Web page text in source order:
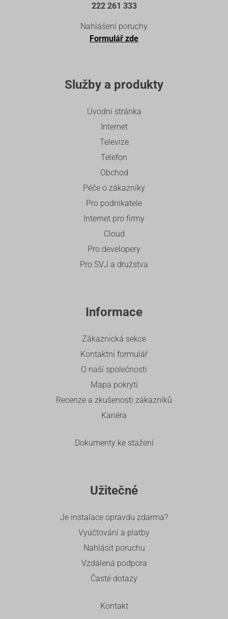
222 261 333
Nahlášení poruchy
Formulář zde
Služby a produkty
Úvodní stránka
Internet
Televize
Telefon
Obchod
Péče o zákazníky
Pro podnikatele
Internet pro firmy
Cloud
Pro developery
Pro SVJ a družstva
Informace
Zákaznická sekce
Kontaktní formulář
O naší společnosti
Mapa pokrytí
Recenze a zkušenosti zákazníků
Kariéra
Dokumenty ke stažení
Užitečné
Je instalace opravdu zdarma?
Vyúčtování a platby
Nahlásit poruchu
Vzdálená podpora
Časté dotazy
Kontakt